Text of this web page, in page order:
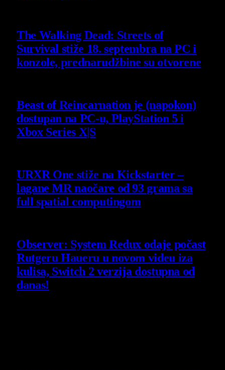
The Walking Dead: Streets of
Survival stiže 18. septembra na PC i
konzole, prednarudžbine su otvorene
Beast of Reincarnation je (napokon)
dostupan na PC-u, PlayStation 5 i
Xbox Series X|S
URXR One stiže na Kickstarter –
lagane MR naočare od 93 grama sa
full spatial computingom
Observer: System Redux odaje počast
Rutgeru Haueru u novom videu iza
kulisa, Switch 2 verzija dostupna od
danas!